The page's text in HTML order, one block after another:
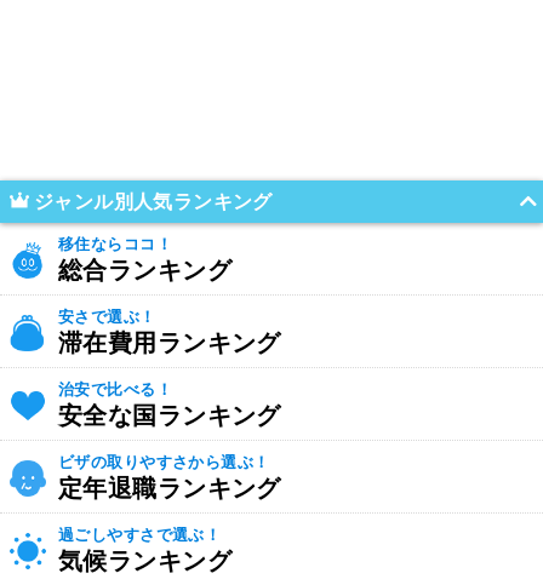
ジャンル別人気ランキング
移住ならココ！
総合ランキング
安さで選ぶ！
滞在費用ランキング
治安で比べる！
安全な国ランキング
ビザの取りやすさから選ぶ！
定年退職ランキング
過ごしやすさで選ぶ！
気候ランキング